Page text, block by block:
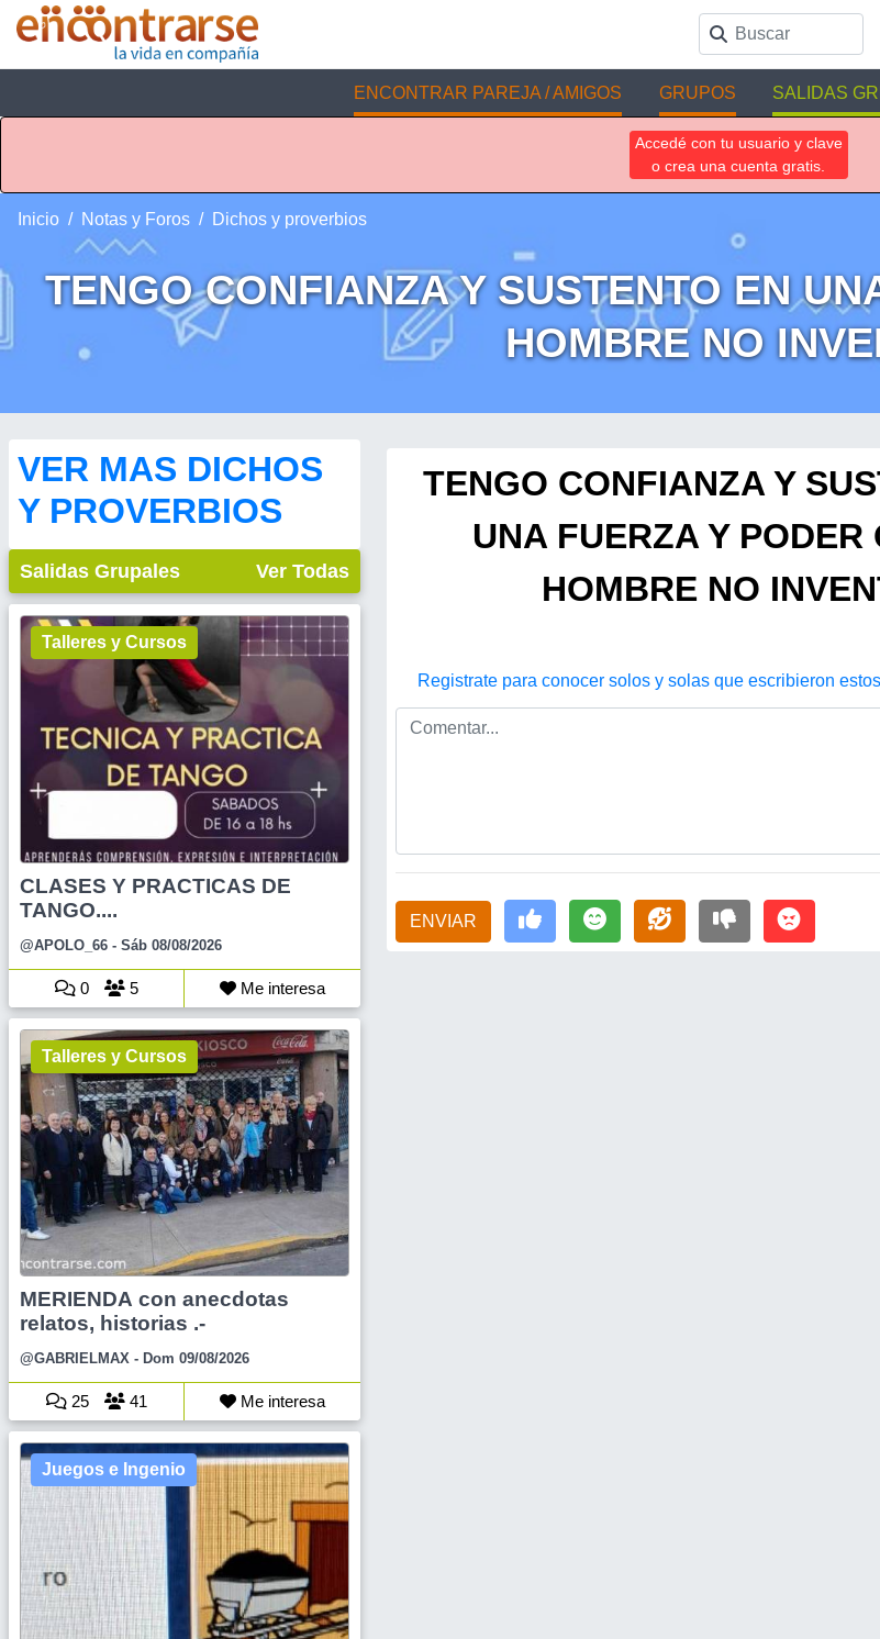
ENCONTRAR PAREJA / AMIGOS GRUPOS SALIDAS
Accedé con tu usuario y clave
o crea una cuenta gratis.
Inicio Notas y Foros Dichos y proverbios
TENGO CONFIANZA Y SUSTENTO EN
HOMBRE NO
VER MAS DICHOS
Y PROVERBIOS
Salidas Grupales Ver Todas
Talleres y Cursos
CLASES Y PRACTICAS DE
TANGO....
@APOLO_66 - Sáb 08/08/2026
0 5 Me interesa
Talleres y Cursos
MERIENDA con anecdotas
relatos, historias .-
@GABRIELMAX - Dom 09/08/2026
25 41 Me interesa
Juegos e Ingenio
TENGO CONFIANZA Y
UNA FUERZA Y PODER
HOMBRE NO
Registrate para conocer solos y solas que escribieron
ENVIAR